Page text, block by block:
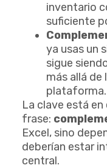
inventario
suficiente
ya usas un
sigue
más allá de
plataforma.
La clave está en
frase:
Excel, sino
deberían estar
central.